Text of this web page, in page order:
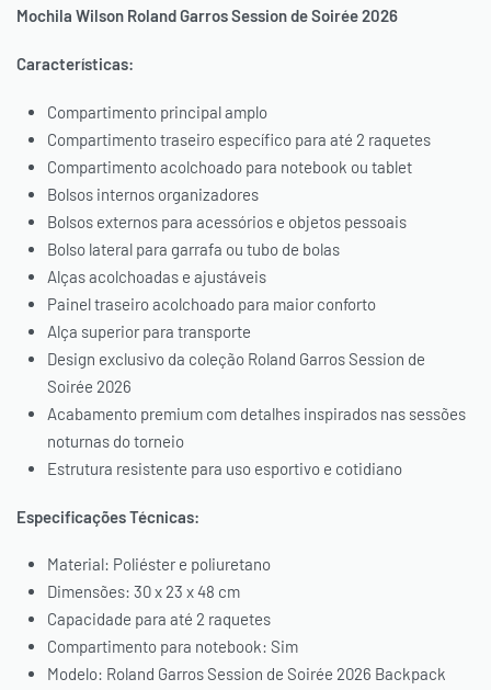
Mochila Wilson Roland Garros Session de Soirée 2026
Características:
Compartimento principal amplo
Compartimento traseiro específico para até 2 raquetes
Compartimento acolchoado para notebook ou tablet
Bolsos internos organizadores
Bolsos externos para acessórios e objetos pessoais
Bolso lateral para garrafa ou tubo de bolas
Alças acolchoadas e ajustáveis
Painel traseiro acolchoado para maior conforto
Alça superior para transporte
Design exclusivo da coleção Roland Garros Session de
Soirée 2026
Acabamento premium com detalhes inspirados nas sessões
noturnas do torneio
Estrutura resistente para uso esportivo e cotidiano
Especificações Técnicas:
Material: Poliéster e poliuretano
Dimensões: 30 x 23 x 48 cm
Capacidade para até 2 raquetes
Compartimento para notebook: Sim
Modelo: Roland Garros Session de Soirée 2026 Backpack
PAGUE VIA PIX, COM *10% OFF
OU PAGUE PARCELADO NO
SEU CARTÃO